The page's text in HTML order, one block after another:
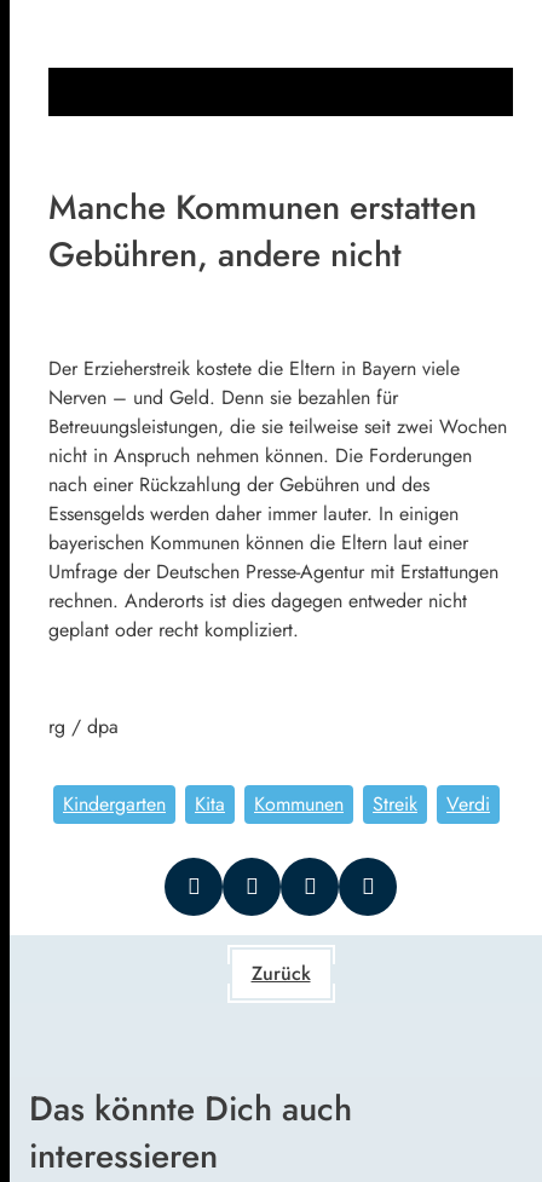
Manche Kommunen erstatten
Gebühren, andere nicht
Der Erzieherstreik kostete die Eltern in Bayern viele
Nerven – und Geld. Denn sie bezahlen für
Betreuungsleistungen, die sie teilweise seit zwei Wochen
nicht in Anspruch nehmen können. Die Forderungen
nach einer Rückzahlung der Gebühren und des
Essensgelds werden daher immer lauter. In einigen
bayerischen Kommunen können die Eltern laut einer
Umfrage der Deutschen Presse-Agentur mit Erstattungen
rechnen. Anderorts ist dies dagegen entweder nicht
geplant oder recht kompliziert.
rg / dpa
Kindergarten Kita Kommunen Streik Verdi
Zurück
Das könnte Dich auch
interessieren